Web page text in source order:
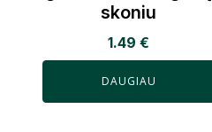
skoniu
1.49€
DAUGIAU